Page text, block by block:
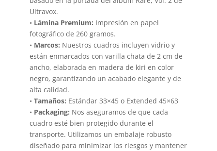
Ultravox.
• Lámina Premium: Impresión en papel
fotográfico de 260 gramos.
• Marcos: Nuestros cuadros incluyen vidrio y
están enmarcados con varilla chata de 2 cm de
ancho, elaborada en madera de kiri en color
negro, garantizando un acabado elegante y de
alta calidad.
• Tamaños: Estándar 33×45 o Extended 45×63
• Packaging: Nos aseguramos de que cada
cuadro esté bien protegido durante el
transporte. Utilizamos un embalaje robusto
diseñado para minimizar los riesgos y mantener